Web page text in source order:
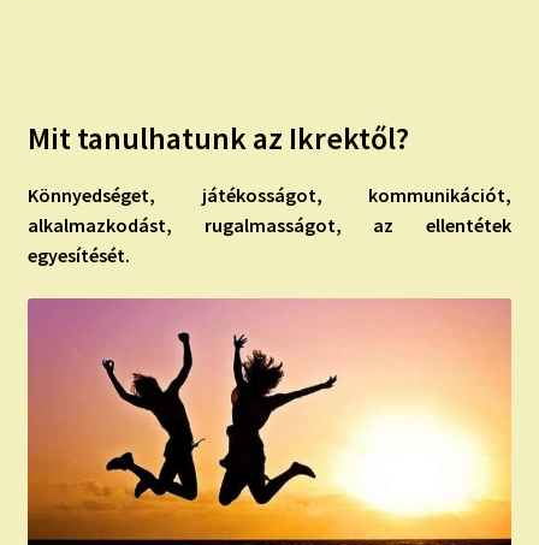
Mit tanulhatunk az Ikrektől?
Könnyedséget, játékosságot, kommunikációt,
alkalmazkodást, rugalmasságot, az ellentétek
egyesítését.